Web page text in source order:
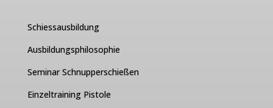
Schiessausbildung
Ausbildungsphilosophie
Seminar Schnupperschießen
Einzeltraining Pistole